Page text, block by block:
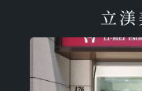
立